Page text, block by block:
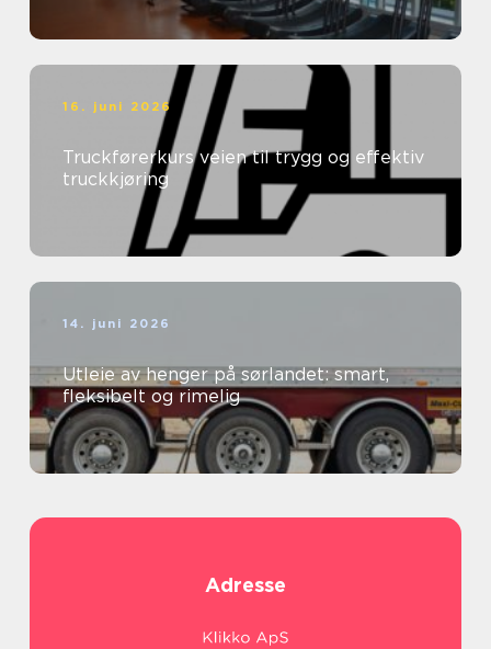
16. juni 2026
Truckførerkurs veien til trygg og effektiv
truckkjøring
14. juni 2026
Utleie av henger på sørlandet: smart,
fleksibelt og rimelig
Adresse